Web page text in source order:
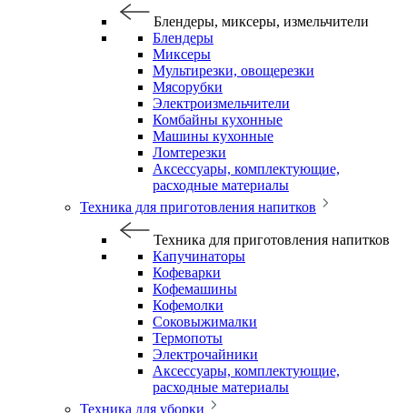
Блендеры, миксеры, измельчители
Блендеры
Миксеры
Мультирезки, овощерезки
Мясорубки
Электроизмельчители
Комбайны кухонные
Машины кухонные
Ломтерезки
Аксессуары, комплектующие,
расходные материалы
Техника для приготовления напитков
Техника для приготовления напитков
Капучинаторы
Кофеварки
Кофемашины
Кофемолки
Соковыжималки
Термопоты
Электрочайники
Аксессуары, комплектующие,
расходные материалы
Техника для уборки